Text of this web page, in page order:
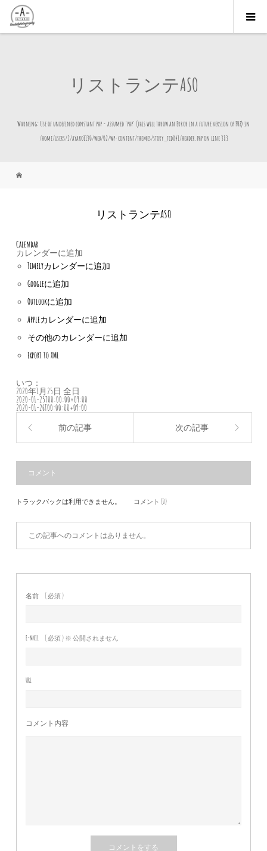
リストランテASO
Warning: Use of undefined constant php - assumed 'php' (this will throw an Error in a future version of PHP) in
/home/users/2/ayako1130/web/02/wp-content/themes/story_tcd041/header.phpon line383
リストランテASO
Calendar
カレンダーに追加
Timelyカレンダーに追加
Googleに追加
Outlookに追加
Appleカレンダーに追加
その他のカレンダーに追加
Export to XML
いつ：
2020年1月25日全日
2020-01-25T00:00:00+09:00
2020-01-26T00:00:00+09:00
前の記事
次の記事
コメント
トラックバックは利用できません。 コメント (0)
この記事へのコメントはありません。
名前 ( 必須 )
E-MAIL ( 必須 ) ※ 公開されません
URL
コメント内容